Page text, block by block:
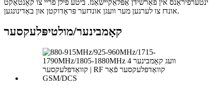
ינטערפיראַנס אין פאַרשידן אַפּלאַקיישאַנז. ביטע פילן פריי צו קאָנטאַקט
אונדז צו לערנען מער וועגן אונדזער פּראָדוקטן און באַדינונגען.
קאָמבינער/מולטיפּלעקסער